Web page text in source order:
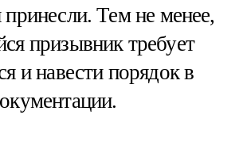
принесли. Тем не менее,
призывник требует
и навести порядок в